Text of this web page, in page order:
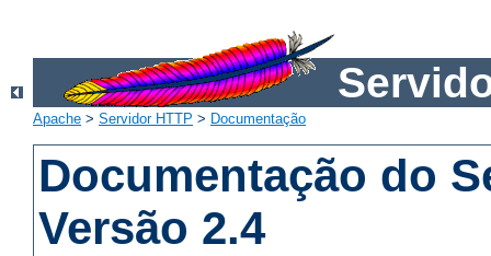
Apache > Servidor HTTP > Documentação
Documentação do
Versão 2.4